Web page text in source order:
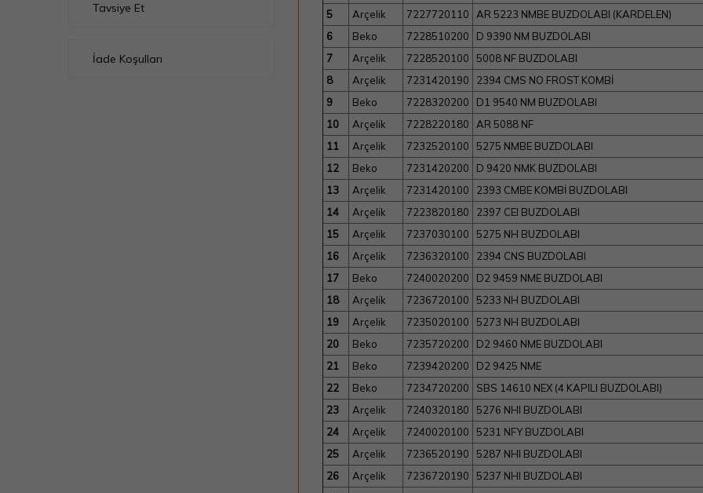
Tavsiye Et
İade Koşulları
5
Arçelik 7227720110
AR 5223 NMBE BUZDOLABI (KARDELEN)
6
Beko 7228510200
D 9390 NM BUZDOLABI
7
Arçelik 7228520100
5008 NF BUZDOLABI
8
Arçelik 7231420190
2394 CMS NO FROST KOMBİ
9
Beko 7228320200
D1 9540 NM BUZDOLABI
10
Arçelik 7228220180
AR 5088 NF
11
Arçelik 7232520100
5275 NMBE BUZDOLABI
12
Beko 7231420200
D 9420 NMK BUZDOLABI
13
Arçelik 7231420100
2393 CMBE KOMBİ BUZDOLABI
14
Arçelik 7223820180
2397 CEI BUZDOLABI
15
Arçelik 7237030100
5275 NH BUZDOLABI
16
Arçelik 7236320100
2394 CNS BUZDOLABI
17
Beko 7240020200
D2 9459 NME BUZDOLABI
18
Arçelik 7236720100
5233 NH BUZDOLABI
19
Arçelik 7235020100
5273 NH BUZDOLABI
20
Beko 7235720200
D2 9460 NME BUZDOLABI
21
Beko 7239420200
D2 9425 NME
22
Beko 7234720200
SBS 14610 NEX (4 KAPILI BUZDOLABI)
23
Arçelik 7240320180
5276 NHI BUZDOLABI
24
Arçelik 7240020100
5231 NFY BUZDOLABI
25
Arçelik 7236520190
5287 NHI BUZDOLABI
26
Arçelik 7236720190
5237 NHI BUZDOLABI